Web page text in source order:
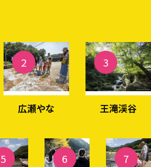
2
広瀬やな
3
王滝渓谷
5 6 7